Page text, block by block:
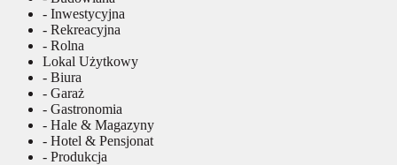
- Inwestycyjna
- Rekreacyjna
- Rolna
Lokal Użytkowy
- Biura
- Garaż
- Gastronomia
- Hale & Magazyny
- Hotel & Pensjonat
- Produkcja